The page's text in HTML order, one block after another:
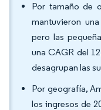
Por tamaño de
mantuvieron
pero las
una CAGR del
desagrupan las
Por geografía,
los ingresos de